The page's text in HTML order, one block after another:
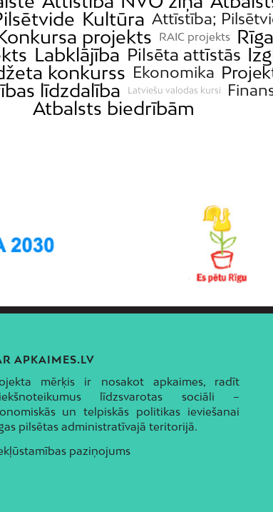
Kultūra Attīstība;
projekts RAIC projekts Rīga
Labklājība Pilsēta attīstās
konkurss Ekonomika
līdzdalība Latviešu valodas kursi
Atbalsts biedrībām
APKAIMES.LV
mērķis ir nosakot apkaimes, radīt
līdzsvarotas sociāli –
un telpiskās politikas ieviešanai
pilsētas administratīvajā teritorijā.
paziņojums